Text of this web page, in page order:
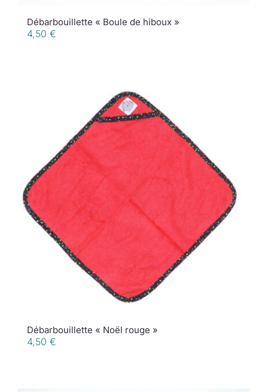
Débarbouillette « Boule de hiboux »
4,50 €
Débarbouillette « Noël rouge »
4,50 €